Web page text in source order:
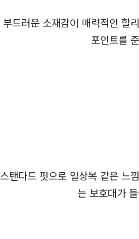
부드러운 소재감이 매력적인 할
포인트를
스탠다드 핏으로 일상복 같은 느
는 보호대가